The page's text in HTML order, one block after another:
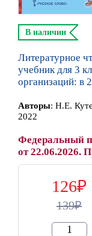
В наличии
Литературное
учебник для 3
организаций: в
Авторы: Н.Е.
2022
Федеральный
от 22.06.2026.
126
139